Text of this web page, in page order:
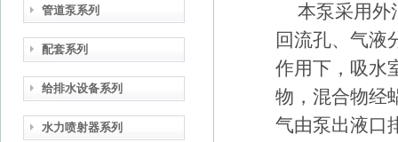
管道泵系列
配套系列
给排水设备系列
水力喷射器系列
本泵采用外
回流孔、气液
作用下，吸水
物，混合物经
气由泵出液口